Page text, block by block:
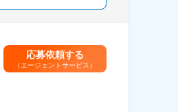
応募依頼する
（エージェントサービス）